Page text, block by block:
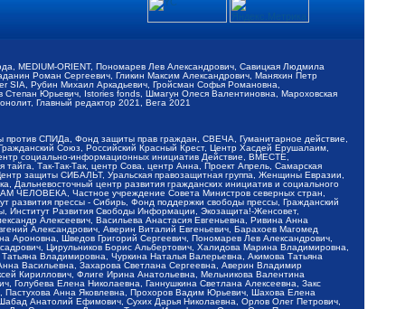
MEDIUM-ORIENT, Пономарев Лев Александрович, Савицкая Людмила
Роман Сергеевич, Гликин Максим Александрович, Маняхин Петр
Рубин Михаил Аркадьевич, Гройсман Софья Романовна,
Юрьевич, Istories fonds, Шмагун Олеся Валентиновна, Мароховская
Главный редактор 2021, Вега 2021
СПИДа, Фонд защиты прав граждан, СВЕЧА, Гуманитарное действие,
Союз, Российский Красный Крест, Центр Хасдей Ерушалаим,
социально-информационных инициатив Действие, ВМЕСТЕ,
Так-Так-Так, центр Сова, центр Анна, Проект Апрель, Самарская
защиты СИБАЛЬТ, Уральская правозащитная группа, Женщины Евразии,
Дальневосточный центр развития гражданских инициатив и социального
ЧЕЛОВЕКА, Частное учреждение Совета Министров северных стран,
прессы - Сибирь, Фонд поддержки свободы прессы, Гражданский
Институт Развития Свободы Информации, Экозащита!-Женсовет,
Алексеевич, Васильева Анастасия Евгеньевна, Ривина Анна
Александрович, Аверин Виталий Евгеньевич, Барахоев Магомед
Шведов Григорий Сергеевич, Пономарев Лев Александрович,
Цирульников Борис Альбертович, Халидова Марина Владимировна,
Владимировна, Чуркина Наталья Валерьевна, Акимова Татьяна
Васильевна, Захарова Светлана Сергеевна, Аверин Владимир
Кириллович, Флиге Ирина Анатольевна, Мельникова Валентина
Елена Николаевна, Ганнушкина Светлана Алексеевна, Закс
Анна Яковлевна, Прохоров Вадим Юрьевич, Шахова Елена
Анатолий Ефимович, Сухих Дарья Николаевна, Орлов Олег Петрович,